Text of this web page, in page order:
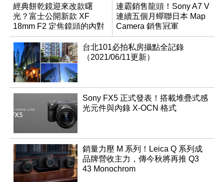
經典餅乾鏡迎來改款曙
光？富士公開新款 XF
18mm F2 定焦鏡頭的內對
焦專利
連霸銷售龍頭！Sony A7 V
連續五個月蟬聯日本 Map
Camera 銷售冠軍
台北101必拍私房攝點全記錄
（2021/06/11更新）
Sony FX5 正式發表！搭載堆疊式感
光元件與內錄 X-OCN 格式
銷量力壓 M 系列！Leica Q 系列成
品牌營收主力，傳今秋將再推 Q3
43 Monochrom